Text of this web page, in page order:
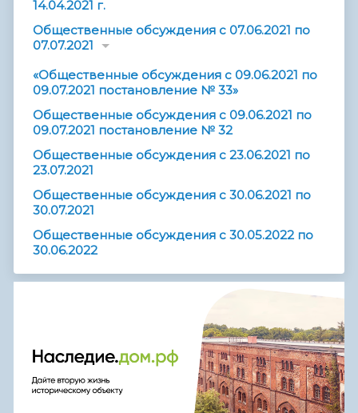
14.04.2021 г.
Общественные обсуждения с 07.06.2021 по
07.07.2021
«Общественные обсуждения с 09.06.2021 по
09.07.2021 постановление № 33»
Общественные обсуждения с 09.06.2021 по
09.07.2021 постановление № 32
Общественные обсуждения с 23.06.2021 по
23.07.2021
Общественные обсуждения с 30.06.2021 по
30.07.2021
Общественные обсуждения с 30.05.2022 по
30.06.2022